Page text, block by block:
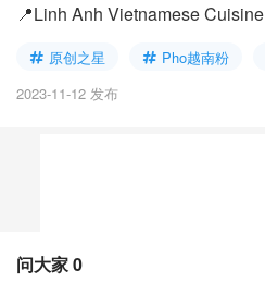
📍Linh Anh Vietnamese Cuisine
原创之星 Pho越南粉
2023-11-12 发布
问大家0